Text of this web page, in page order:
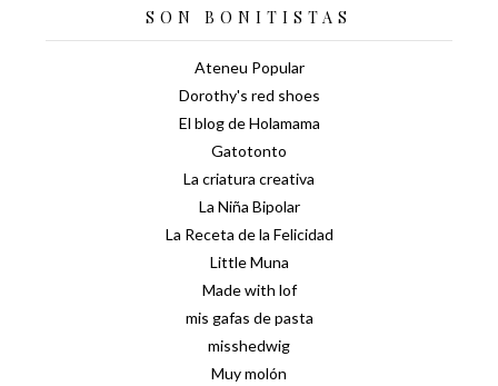
SON BONITISTAS
Ateneu Popular
Dorothy's red shoes
El blog de Holamama
Gatotonto
La criatura creativa
La Niña Bipolar
La Receta de la Felicidad
Little Muna
Made with lof
mis gafas de pasta
misshedwig
Muy molón